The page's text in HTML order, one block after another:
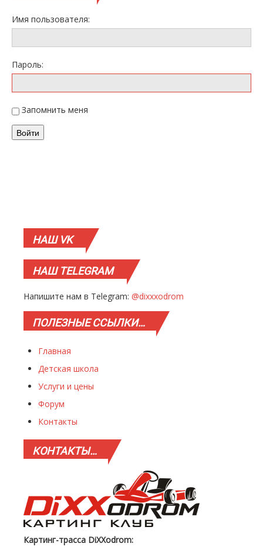
Имя пользователя:
Пароль:
Запомнить меня
Войти
НАШVK
НАШTELEGRAM
Напишите нам в Telegram: @dixxxodrom
ПОЛЕЗНЫЕССЫЛКИ…
Главная
Детская школа
Услуги и цены
Форум
Контакты
КОНТАКТЫ…
Картинг-трасса DiXXodrom: